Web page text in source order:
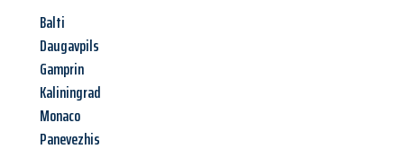
Balti
Daugavpils
Gamprin
Kaliningrad
Monaco
Panevezhis